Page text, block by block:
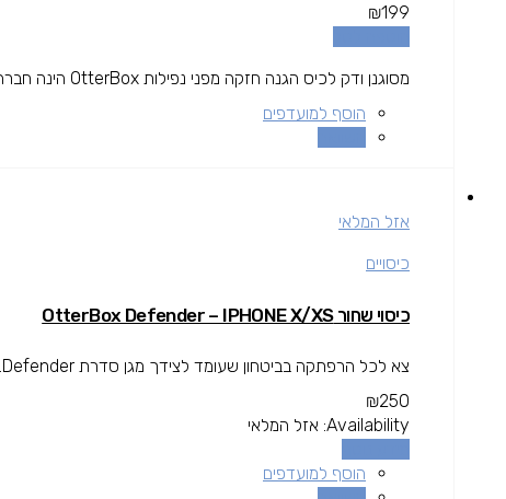
₪199
מסוגנן ודק לכיס הגנה חזקה מפני נפילות OtterBox הינה חברה בין המובילות בתחום המגן עולה מעל גובה המסך להגנה מרבית.
הוסף למועדפים
אזל המלאי
כיסויים
כיסוי שחור OtterBox Defender – IPHONE X/XS
צא לכל הרפתקה בביטחון שעומד לצידך מגן סדרת Defender.
₪250
Availability: אזל המלאי
הוסף למועדפים